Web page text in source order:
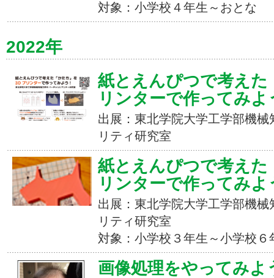
対象：小学校４年生～おとな
2022年
紙とえんぴつで考え
リンターで作ってみよ
出展：東北学院大学工学部機
リティ研究室
紙とえんぴつで考え
リンターで作ってみよ
出展：東北学院大学工学部機
リティ研究室
対象：小学校３年生～小学校６
画像処理をやってみよ